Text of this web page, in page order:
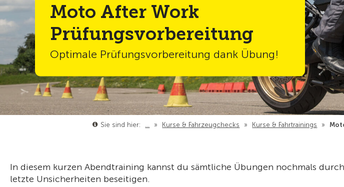
Moto After Work
Prüfungsvorbereitung
Optimale Prüfungsvorbereitung dank Übung!
Sie sind hier: … » Kurse & Fahrzeugchecks » Kurse & Fahrtrainings »
In diesem kurzen Abendtraining kannst du sämtliche Übungen nochmals
letzte Unsicherheiten beseitigen.